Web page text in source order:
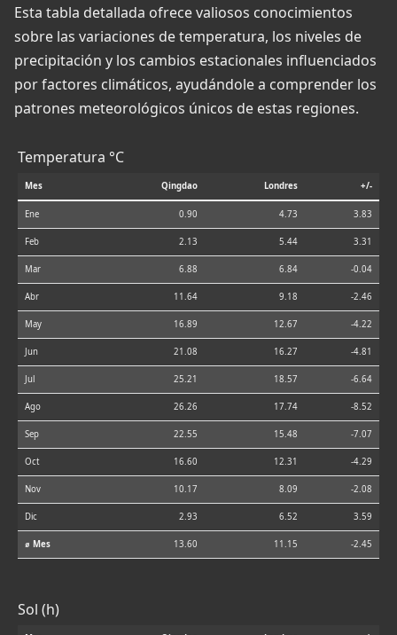
Esta tabla detallada ofrece valiosos conocimientos
sobre las variaciones de temperatura, los niveles de
precipitación y los cambios estacionales influenciados
por factores climáticos, ayudándole a comprender los
patrones meteorológicos únicos de estas regiones.
Temperatura °C
Mes Qingdao Londres +/-
Ene 0.90 4.73 3.83
Feb 2.13 5.44 3.31
Mar 6.88 6.84 -0.04
Abr 11.64 9.18 -2.46
May 16.89 12.67 -4.22
Jun 21.08 16.27 -4.81
Jul 25.21 18.57 -6.64
Ago 26.26 17.74 -8.52
Sep 22.55 15.48 -7.07
Oct 16.60 12.31 -4.29
Nov 10.17 8.09 -2.08
Dic 2.93 6.52 3.59
⌀ Mes 13.60 11.15 -2.45
Sol (h)